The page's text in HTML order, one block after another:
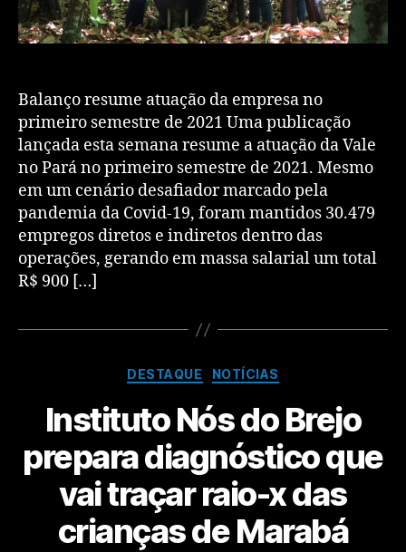
Balanço resume atuação da empresa no
primeiro semestre de 2021 Uma publicação
lançada esta semana resume a atuação da Vale
no Pará no primeiro semestre de 2021. Mesmo
em um cenário desafiador marcado pela
pandemia da Covid-19, foram mantidos 30.479
empregos diretos e indiretos dentro das
operações, gerando em massa salarial um total
R$ 900 […]
DESTAQUE NOTÍCIAS
Instituto Nós do Brejo
prepara diagnóstico que
vai traçar raio-x das
crianças de Marabá